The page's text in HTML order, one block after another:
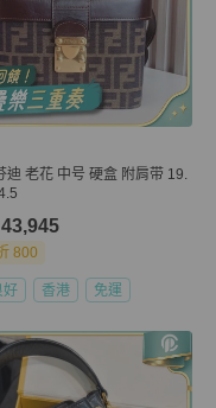
迪 老花 中号 硬盒 附肩带 19.
800
好 香港 免運